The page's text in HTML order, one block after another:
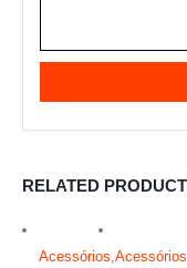
RELATED
Acessórios,Acessórios